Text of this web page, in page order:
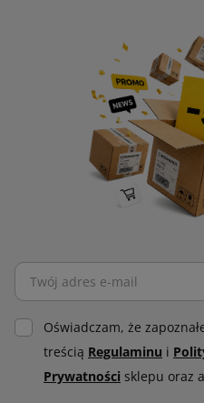
Oświadczam, że
treścią Regulaminu i
Prywatności sklepu oraz